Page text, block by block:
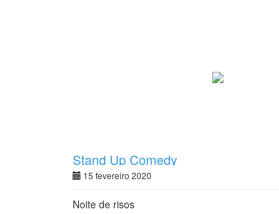
Stand Up Comedy
15 fevereiro 2020
Noite de risos